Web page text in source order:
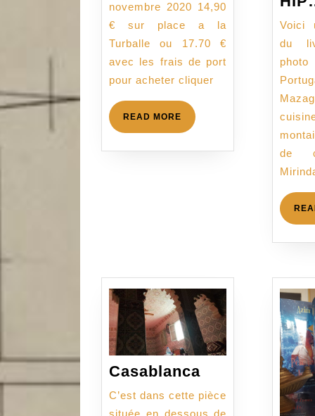
novembre 2020 14,90
€ sur place a la
Turballe ou 17.70 €
avec les frais de port
pour acheter cliquer
READ MORE READ
MORE
Voici
du
de
Casablanca Casablanca
C’est dans cette pièce
située en dessous de